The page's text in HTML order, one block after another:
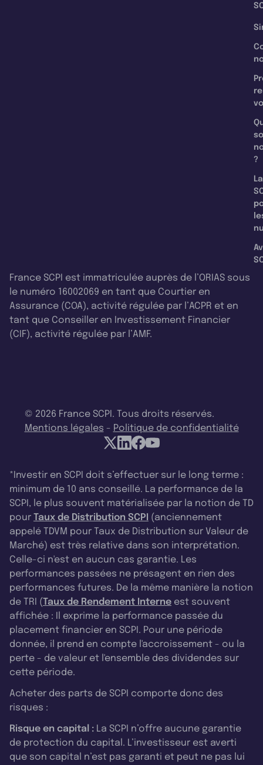
?
La
France SCPI est immatriculée auprès de l’ORIAS sous
le numéro 16002069 en tant que Courtier en
Assurance (COA), activité régulée par l’ACPR et en
tant que Conseiller en Investissement Financier
(CIF), activité régulée par l’AMF.
© 2026 France SCPI. Tous droits réservés.
Mentions légales - Politique de confidentialité
*Investir en SCPI doit s’effectuer sur le long terme :
minimum de 10 ans conseillé. La performance de la
SCPI, le plus souvent matérialisée par la notion de TD
pour Taux de Distribution SCPI (anciennement
appelé TDVM pour Taux de Distribution sur Valeur de
Marché) est très relative dans son interprétation.
Celle-ci n'est en aucun cas garantie. Les
performances passées ne présagent en rien des
performances futures. De la même manière la notion
de TRI (Taux de Rendement Interne est souvent
affichée : Il exprime la performance passée du
placement financier en SCPI. Pour une période
donnée, il prend en compte l'accroissement - ou la
perte - de valeur et l'ensemble des dividendes sur
cette période.
Acheter des parts de SCPI comporte donc des
risques :
Risque en capital : La SCPI n’offre aucune garantie
de protection du capital. L’investisseur est averti
que son capital n’est pas garanti et peut ne pas lui